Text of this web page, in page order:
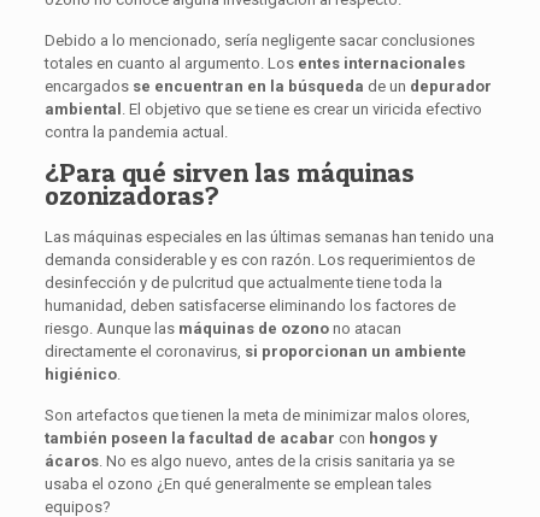
Debido a lo mencionado, sería negligente sacar conclusiones
totales en cuanto al argumento. Los entes internacionales
encargadosse encuentran en la búsqueda de un depurador
ambiental . El objetivo que se tiene es crear un viricida efectivo
contra la pandemia actual.
¿Para qué sirven las máquinas
ozonizadoras?
Las máquinas especiales en las últimas semanas han tenido una
demanda considerable y es con razón. Los requerimientos de
desinfección y de pulcritud que actualmente tiene toda la
humanidad, deben satisfacerse eliminando los factores de
riesgo. Aunque las máquinas de ozonono atacan
directamente el coronavirus, si proporcionan un ambiente
higiénico.
Son artefactos que tienen la meta de minimizar malos olores,
también poseen la facultad de acabar con hongos y
ácaros. No es algo nuevo, antes de la crisis sanitaria ya se
usaba el ozono ¿En qué generalmente se emplean tales
equipos?